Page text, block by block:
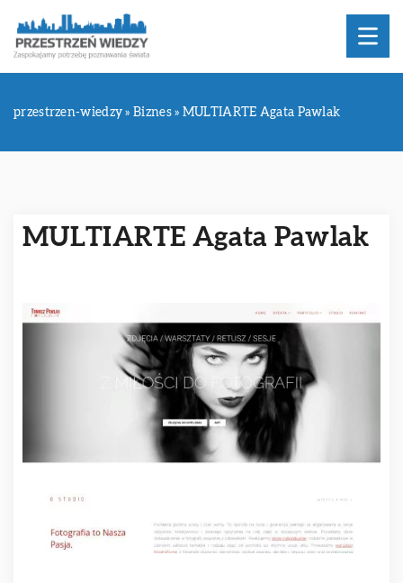
przestrzen-wiedzy »Biznes» MULTIARTE Agata Pawlak
MULTIARTE Agata Pawlak